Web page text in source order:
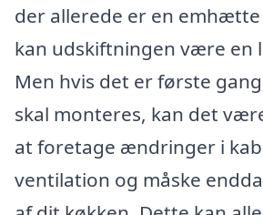
der allerede er en
kan udskiftningen være en
Men hvis det er første
skal monteres, kan det
at foretage ændringer i
ventilation og måske